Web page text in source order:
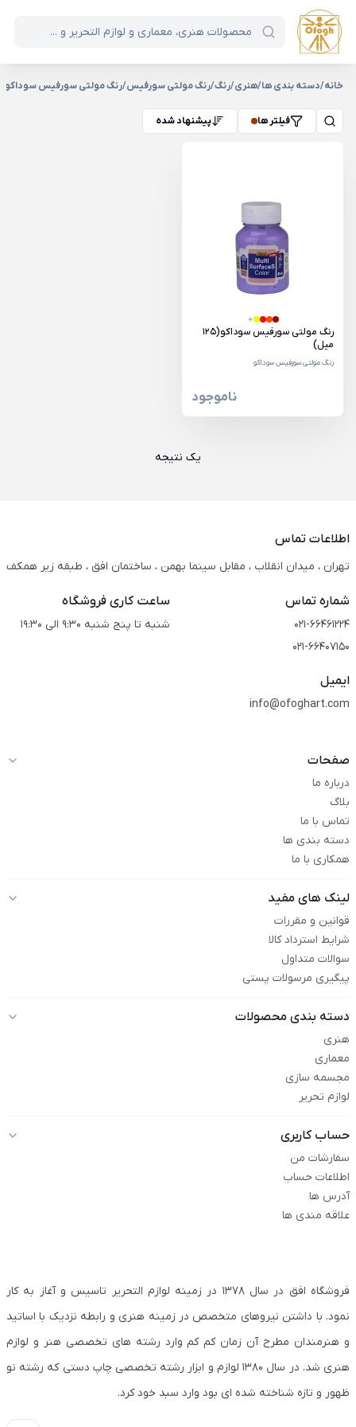
خانه/دسته بندی ها/هنری/رنگ/رنگ مولتی سورفیس/رنگ مولتی سورفیس سوداکو
فیلتر ها پیشنهاد شده
رنگ مولتی سورفیس سوداکو(125
میل)
رنگ مولتی سورفیس سوداکو
ناموجود
یک نتیجه
اطلاعات تماس
تهران ، میدان انقلاب ، مقابل سینما بهمن ، ساختمان افق ، طبقه زیر همکف
شماره تماس
021-66461224
021-66407150
ساعت کاری فروشگاه
شنبه تا پنج شنبه 9:30 الی 19:30
ایمیل
info@ofoghart.com
صفحات
درباره ما
بلاگ
تماس با ما
دسته بندی ها
همکاری با ما
لینک های مفید
قوانین و مقررات
شرایط استرداد کالا
سوالات متداول
پیگیری مرسولات پستی
دسته بندی محصولات
هنری
معماری
مجسمه سازی
لوازم تحریر
حساب کاربری
سفارشات من
اطلاعات حساب
آدرس ها
علاقه مندی ها
فروشگاه افق در سال ۱۳۷۸ در زمینه لوازم التحریر تاسیس و آغاز به کار
نمود. با داشتن نیروهای متخصص در زمینه هنری و رابطه نزدیک با اساتید
و هنرمندان مطرح آن زمان کم کم وارد رشته های تخصصی هنر و لوازم
هنری شد. در سال ۱۳۸۰ لوازم و ابزار رشته تخصصی چاپ دستی که رشته نو
ظهور و تازه شناخته شده ای بود وارد سبد خود کرد.